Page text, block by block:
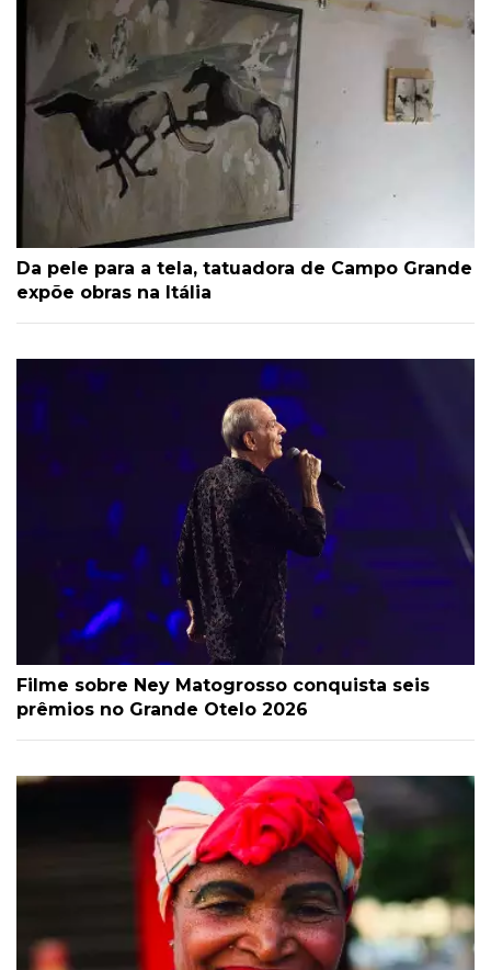
Da pele para a tela, tatuadora de Campo Grande
expõe obras na Itália
Filme sobre Ney Matogrosso conquista seis
prêmios no Grande Otelo 2026